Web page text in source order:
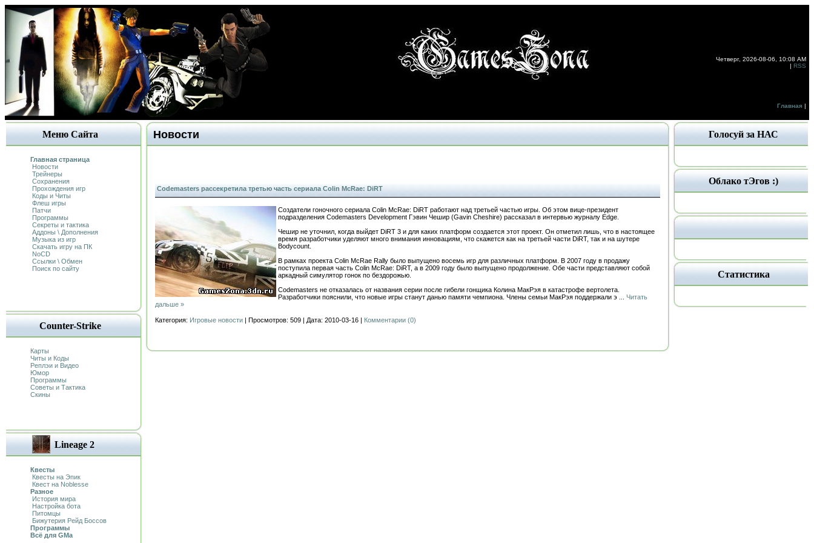
Четверг, 2026-08-06, 10:08 AM
| RSS
Главная |
Меню Сайта
Главная страница
Новости
Трейнеры
Сохранения
Прохождения игр
Коды и Читы
Флеш игры
Патчи
Программы
Секреты и тактика
Аддоны \ Дополнения
Музыка из игр
Скачать игру на ПК
NoCD
Ссылки \ Обмен
Поиск по сайту
Counter-Strike
Карты
Читы и Коды
Реплэи и Видео
Юмор
Программы
Советы и Тактика
Скины
Lineage 2
Квесты
Квесты на Эпик
Квест на Noblesse
Разное
История мира
Настройка бота
Питомцы
Бижутерия Рейд Боссов
Программы
Всё для GMa
Новости
Codemasters рассекретила третью часть сериала Colin McRae: DiRT
Создатели гоночного сериала Colin McRae: DiRT работают над третьей частью игры. Об этом вице-президент
подразделения Codemasters Development Гэвин Чешир (Gavin Cheshire) рассказал в интервью журналу Edge.
Чешир не уточнил, когда выйдет DiRT 3 и для каких платформ создается этот проект. Он отметил лишь, что в настоящее
время разработчики уделяют много внимания инновациям, что скажется как на третьей части DiRT, так и на шутере
Bodycount.
В рамках проекта Colin McRae Rally было выпущено восемь игр для различных платформ. В 2007 году в продажу
поступила первая часть Colin McRae: DiRT, а в 2009 году было выпущено продолжение. Обе части представляют собой
аркадный симулятор гонок по бездорожью.
Codemasters не отказалась от названия серии после гибели гонщика Колина МакРэя в катастрофе вертолета.
Разработчики пояснили, что новые игры станут данью памяти чемпиона. Члены семьи МакРэя поддержали э
Читать
дальше »
Категория: Игровые новости | Просмотров: 509 | Дата: 2010-03-16 | Комментарии (0)
Голосуй за НАС
Облако тЭгов :)
Статистика